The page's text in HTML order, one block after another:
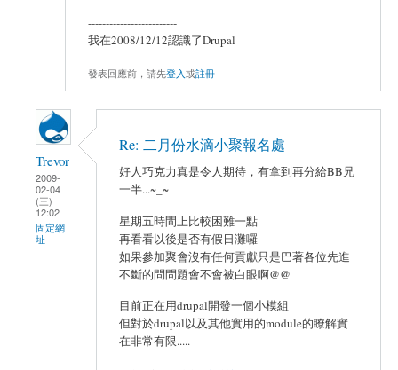
-------------------------
我在2008/12/12認識了Drupal
發表回應前，請先登入或註冊
Trevor
2009-
02-04
(三)
12:02
固定網
址
Re: 二月份水滴小聚報名處
好人巧克力真是令人期待，有拿到再分給BB兄
一半...~_~
星期五時間上比較困難一點
再看看以後是否有假日灘囉
如果參加聚會沒有任何貢獻只是巴著各位先進
不斷的問問題會不會被白眼啊@@
目前正在用drupal開發一個小模組
但對於drupal以及其他實用的module的瞭解實
在非常有限.....